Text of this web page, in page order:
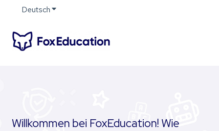
DeutschUntermenü für Übersetzungen anzeigen
Willkommen bei FoxEducation! Wie